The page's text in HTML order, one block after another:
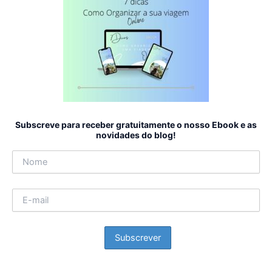
Subscreve para receber gratuitamente o nosso Ebook e as
novidades do blog!